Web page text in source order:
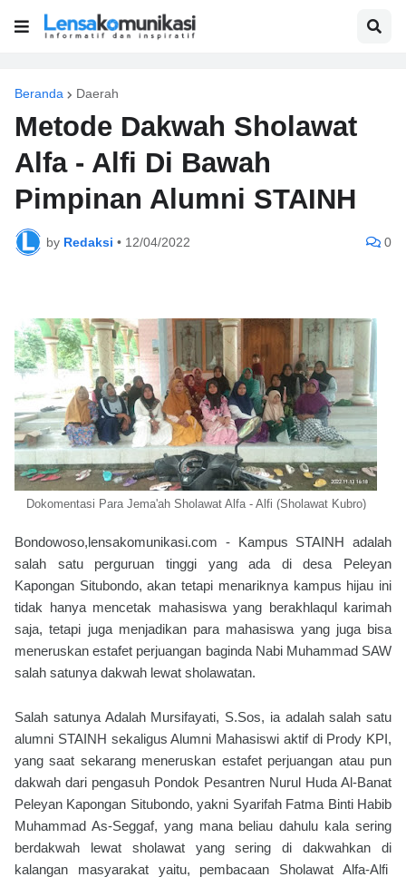
Beranda Daerah
Metode Dakwah Sholawat
Alfa - Alfi Di Bawah
Pimpinan Alumni STAINH
by Redaksi • 12/04/2022 0
Dokomentasi Para Jema'ah Sholawat Alfa - Alfi (Sholawat Kubro)
Bondowoso,lensakomunikasi.com - Kampus STAINH adalah
salah satu perguruan tinggi yang ada di desa Peleyan
Kapongan Situbondo, akan tetapi menariknya kampus hijau ini
tidak hanya mencetak mahasiswa yang berakhlaqul karimah
saja, tetapi juga menjadikan para mahasiswa yang juga bisa
meneruskan estafet perjuangan baginda Nabi Muhammad SAW
salah satunya dakwah lewat sholawatan.
Salah satunya Adalah Mursifayati, S.Sos, ia adalah salah satu
alumni STAINH sekaligus Alumni Mahasiswi aktif di Prody KPI,
yang saat sekarang meneruskan estafet perjuangan atau pun
dakwah dari pengasuh Pondok Pesantren Nurul Huda Al-Banat
Peleyan Kapongan Situbondo, yakni Syarifah Fatma Binti Habib
Muhammad As-Seggaf, yang mana beliau dahulu kala sering
berdakwah lewat sholawat yang sering di dakwahkan di
kalangan masyarakat yaitu, pembacaan Sholawat Alfa-Alfi